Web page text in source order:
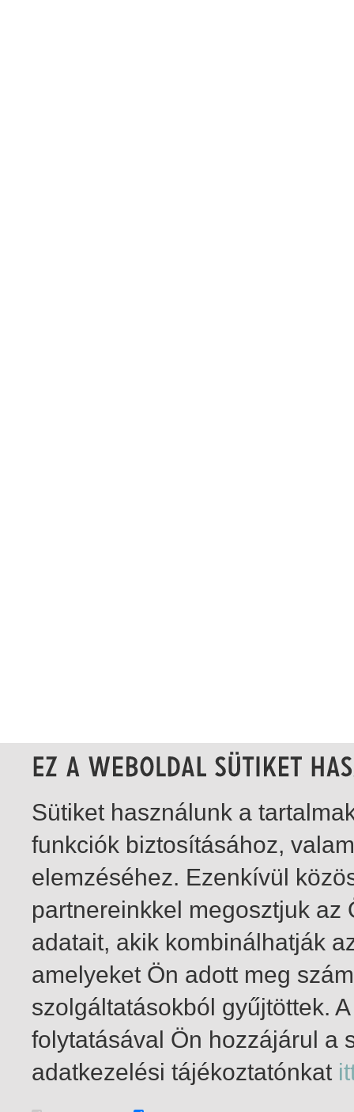
1-5 / total 5 hit
Sütiket használunk a
funkciók biztosításához,
elemzéséhez. Ezenkívül
partnereinkkel megosztjuk
adatait, akik kombinálhatják
amelyeket Ön adott meg
szolgáltatásokból gyűjtöttek.
folytatásával Ön hozzájárul a
adatkezelési tájékoztatónkat